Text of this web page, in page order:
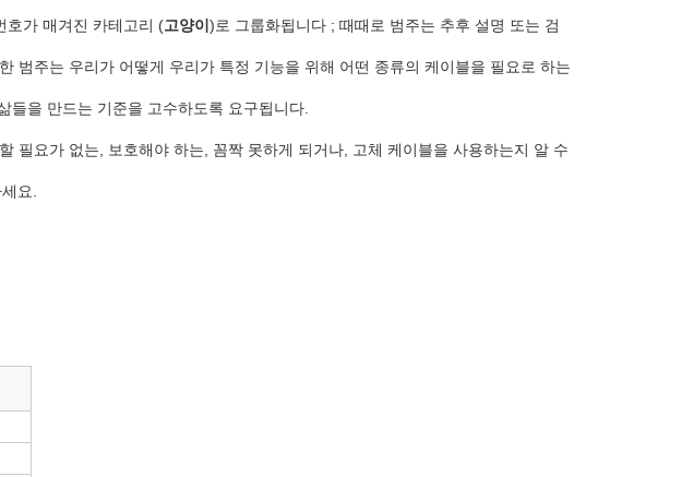
호가 매겨진 카테고리 (고양이 )로 그룹화됩니다 ; 때때로 범주는 추후 설명 또는 검
범주는 우리가 어떻게 우리가 특정 기능을 위해 어떤 종류의 케이블을 필요로 하는
들을 만드는 기준을 고수하도록 요구됩니다.
필요가 없는, 보호해야 하는, 꼼짝 못하게 되거나, 고체 케이블을 사용하는지 알 수
요.